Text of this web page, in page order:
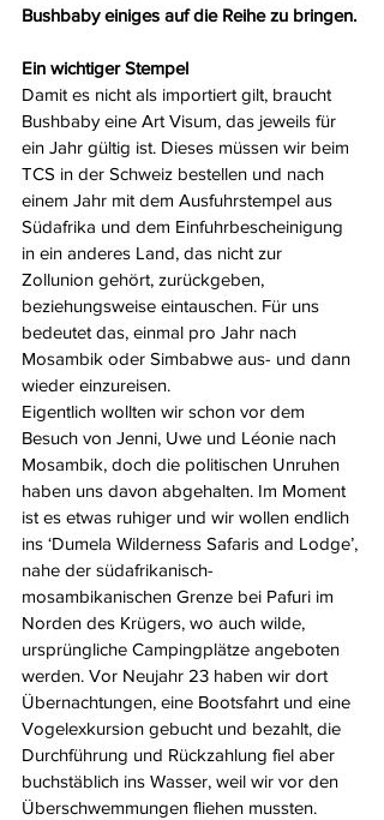
Bushbaby einiges auf die Reihe zu bringen.
Ein wichtiger Stempel
Damit es nicht als importiert gilt, braucht
Bushbaby eine Art Visum, das jeweils für
ein Jahr gültig ist. Dieses müssen wir beim
TCS in der Schweiz bestellen und nach
einem Jahr mit dem Ausfuhrstempel aus
Südafrika und dem Einfuhrbescheinigung
in ein anderes Land, das nicht zur
Zollunion gehört, zurückgeben,
beziehungsweise eintauschen. Für uns
bedeutet das, einmal pro Jahr nach
Mosambik oder Simbabwe aus- und dann
wieder einzureisen.
Eigentlich wollten wir schon vor dem
Besuch von Jenni, Uwe und Léonie nach
Mosambik, doch die politischen Unruhen
haben uns davon abgehalten. Im Moment
ist es etwas ruhiger und wir wollen endlich
ins ‘Dumela Wilderness Safaris and Lodge’,
nahe der südafrikanisch-
mosambikanischen Grenze bei Pafuri im
Norden des Krügers, wo auch wilde,
ursprüngliche Campingplätze angeboten
werden. Vor Neujahr 23 haben wir dort
Übernachtungen, eine Bootsfahrt und eine
Vogelexkursion gebucht und bezahlt, die
Durchführung und Rückzahlung fiel aber
buchstäblich ins Wasser, weil wir vor den
Überschwemmungen fliehen mussten.